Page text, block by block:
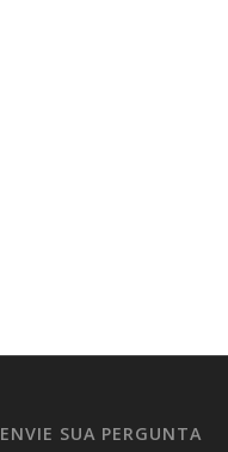
ENVIE SUA PERGUNTA